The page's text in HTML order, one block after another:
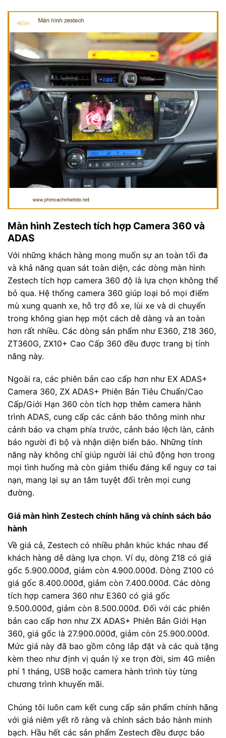
Màn hình Zestech tích hợp Camera 360 và
ADAS
Với những khách hàng mong muốn sự an toàn tối đa
và khả năng quan sát toàn diện, các dòng màn hình
Zestech tích hợp camera 360 độ là lựa chọn không thể
bỏ qua. Hệ thống camera 360 giúp loại bỏ mọi điểm
mù xung quanh xe, hỗ trợ đỗ xe, lùi xe và di chuyển
trong không gian hẹp một cách dễ dàng và an toàn
hơn rất nhiều. Các dòng sản phẩm như E360, Z18 360,
ZT360G, ZX10+ Cao Cấp 360 đều được trang bị tính
năng này.
Ngoài ra, các phiên bản cao cấp hơn như EX ADAS+
Camera 360, ZX ADAS+ Phiên Bản Tiêu Chuẩn/Cao
Cấp/Giới Hạn 360 còn tích hợp thêm camera hành
trình ADAS, cung cấp các cảnh báo thông minh như
cảnh báo va chạm phía trước, cảnh báo lệch làn, cảnh
báo người đi bộ và nhận diện biển báo. Những tính
năng này không chỉ giúp người lái chủ động hơn trong
mọi tình huống mà còn giảm thiểu đáng kể nguy cơ tai
nạn, mang lại sự an tâm tuyệt đối trên mọi cung
đường.
Giá màn hình Zestech chính hãng và chính sách bảo
hành
Về giá cả, Zestech có nhiều phân khúc khác nhau để
khách hàng dễ dàng lựa chọn. Ví dụ, dòng Z18 có giá
gốc 5.900.000đ, giảm còn 4.900.000đ. Dòng Z100 có
giá gốc 8.400.000đ, giảm còn 7.400.000đ. Các dòng
tích hợp camera 360 như E360 có giá gốc
9.500.000đ, giảm còn 8.500.000đ. Đối với các phiên
bản cao cấp hơn như ZX ADAS+ Phiên Bản Giới Hạn
360, giá gốc là 27.900.000đ, giảm còn 25.900.000đ.
Mức giá này đã bao gồm công lắp đặt và các quà tặng
kèm theo như định vị quản lý xe trọn đời, sim 4G miễn
phí 1 tháng, USB hoặc camera hành trình tùy từng
chương trình khuyến mãi.
Chúng tôi luôn cam kết cung cấp sản phẩm chính hãng
với giá niêm yết rõ ràng và chính sách bảo hành minh
bạch. Hầu hết các sản phẩm Zestech đều được bảo